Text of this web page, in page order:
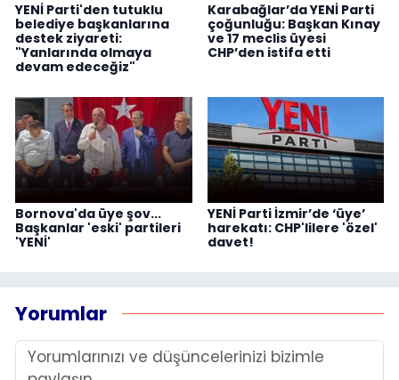
YENİ Parti'den tutuklu
belediye başkanlarına
destek ziyareti:
"Yanlarında olmaya
devam edeceğiz"
Karabağlar’da YENİ Parti
çoğunluğu: Başkan Kınay
ve 17 meclis üyesi
CHP’den istifa etti
Bornova'da üye şov...
Başkanlar 'eski' partileri
'YENİ'
YENİ Parti İzmir’de ‘üye’
harekatı: CHP'lilere 'özel'
davet!
Yorumlar